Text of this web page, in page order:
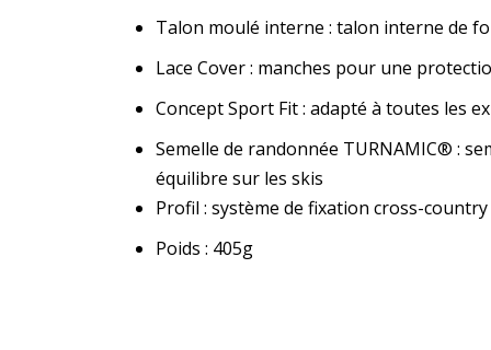
Talon moulé interne : talon interne de
Lace Cover : manches pour une
Concept Sport Fit : adapté à toutes les
Semelle de randonnée TURNAMIC® :
équilibre sur les skis
Profil : système de fixation cross-
Poids : 405g